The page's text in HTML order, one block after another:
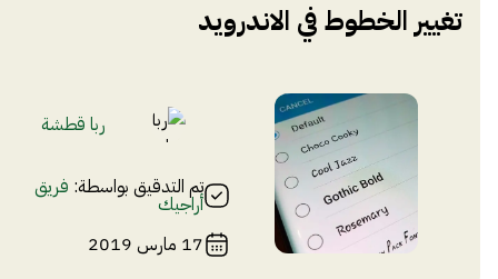
تغيير الخطوط في الاندرويد
ربا قطشة
تم التدقيق بواسطة: فريق
أراجيك
17 مارس 2019